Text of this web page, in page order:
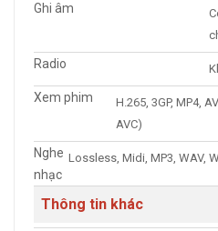
Ghi âm
Radio
Xem phim
H.265, 3GP, MP4,
AVC)
Nghe
nhạc
Lossless, Midi, MP3, WAV,
Thông tin khác